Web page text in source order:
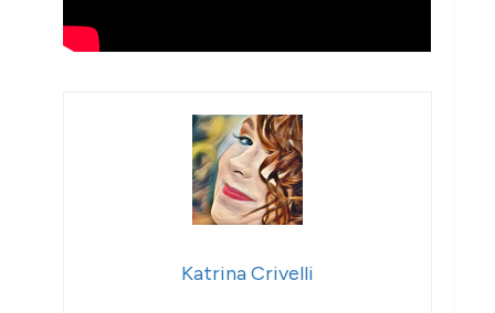
Katrina Crivelli